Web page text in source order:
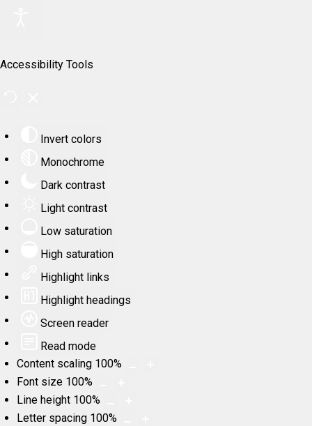
Accessibility Tools
Invert colors
Monochrome
Dark contrast
Light contrast
Low saturation
High saturation
Highlight links
Highlight headings
Screen reader
Read mode
Content scaling 100%
Font size 100%
Line height 100%
Letter spacing 100%